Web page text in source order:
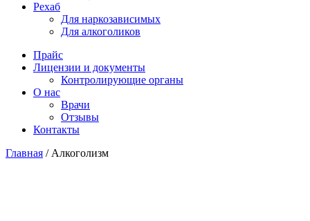
Рехаб
Для наркозависимых
Для алкоголиков
Прайс
Лицензии и документы
Контролирующие органы
О нас
Врачи
Отзывы
Контакты
Главная / Алкоголизм